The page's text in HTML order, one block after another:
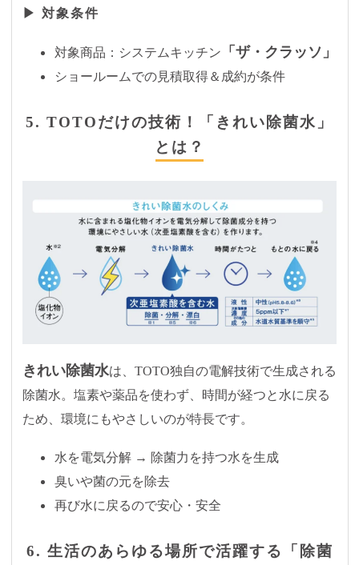
▶ 対象条件
対象商品：システムキッチン 「ザ・クラッソ」
ショールームでの見積取得＆成約が条件
5. TOTOだけの技術！「きれい除菌水」
とは？
きれい除菌水は、TOTO独自の電解技術で生成される
除菌水。塩素や薬品を使わず、時間が経つと水に戻る
ため、環境にもやさしいのが特長です。
水を電気分解 → 除菌力を持つ水を生成
臭いや菌の元を除去
再び水に戻るので安心・安全
6. 生活のあらゆる場所で活躍する「除菌